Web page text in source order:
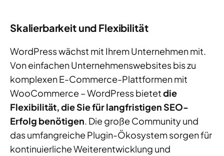
Skalierbarkeit und Flexibilität
WordPress wächst mit Ihrem Unternehmen mit.
Von einfachen Unternehmenswebsites bis zu
komplexen E-Commerce-Plattformen mit
WooCommerce – WordPress bietetdie
Flexibilität, die Sie für langfristigen SEO-
Erfolg benötigen. Die große Community und
das umfangreiche Plugin-Ökosystem sorgen für
kontinuierliche Weiterentwicklung und